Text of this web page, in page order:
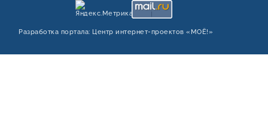
Разработка портала: Центр интернет‑проектов «МОЁ!»